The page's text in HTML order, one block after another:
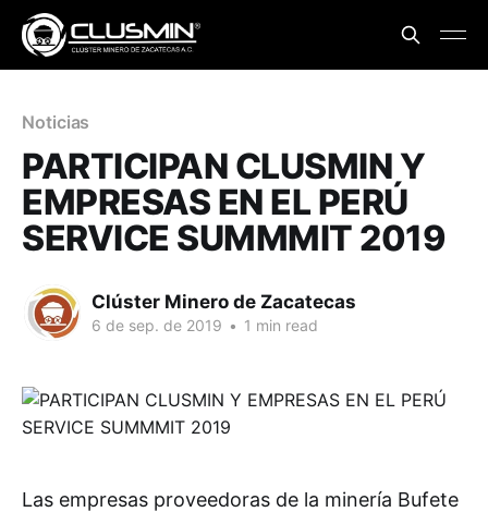
Noticias
PARTICIPAN CLUSMIN Y
EMPRESAS EN EL PERÚ
SERVICE SUMMMIT 2019
Clúster Minero de Zacatecas
6 de sep. de 2019 • 1 min read
Las empresas proveedoras de la minería Bufete